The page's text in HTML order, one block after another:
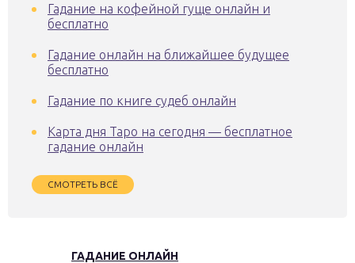
Гадание на кофейной гуще онлайн и
бесплатно
Гадание онлайн на ближайшее будущее
бесплатно
Гадание по книге судеб онлайн
Карта дня Таро на сегодня — бесплатное
гадание онлайн
СМОТРЕТЬ ВСЁ
ГАДАНИЕ ОНЛАЙН